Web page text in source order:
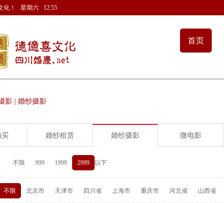
化！ 星期六 12:55
首页
影 | 婚纱摄影
买 婚纱租赁 婚纱摄影 微电影
不限 999 1999 2999 以下
不限 北京市 天津市 四川省 上海市 重庆市 河北省 山西省